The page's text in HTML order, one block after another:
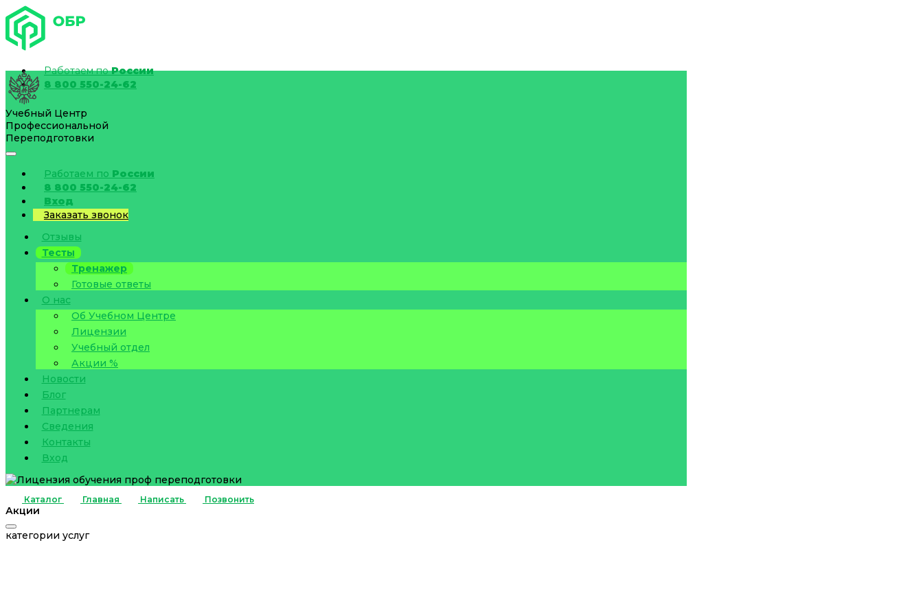
Работаем поРоссии
8 800 550-24-62
Учебный Центр
Профессиональной
Переподготовки
Работаем по России
8 800 550-24-62
Вход
Заказать звонок
Отзывы
Тесты
Тренажер
Готовые ответы
О нас
Об Учебном Центре
Лицензии
Учебный отдел
Акции %
Новости
Блог
Партнерам
Сведения
Контакты
Вход
Каталог Главная Написать Позвонить
Акции
категории услуг